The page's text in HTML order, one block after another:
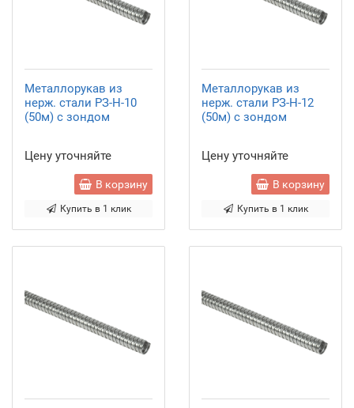
Металлорукав из
нерж. стали РЗ-Н-10
(50м) с зондом
Цену уточняйте
В корзину
Купить в 1 клик
Металлорукав из
нерж. стали РЗ-Н-12
(50м) с зондом
Цену уточняйте
В корзину
Купить в 1 клик